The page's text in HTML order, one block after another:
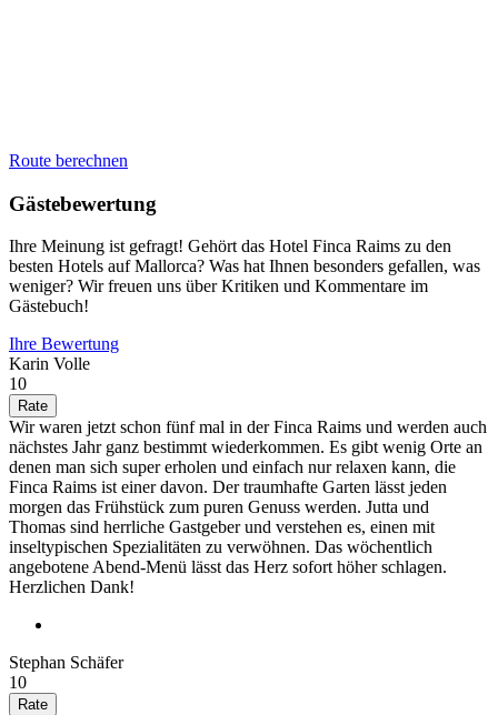
Route berechnen
Gästebewertung
Ihre Meinung ist gefragt! Gehört das Hotel Finca Raims zu den
besten Hotels auf Mallorca? Was hat Ihnen besonders gefallen, was
weniger? Wir freuen uns über Kritiken und Kommentare im
Gästebuch!
Ihre Bewertung
Karin Volle
10
Wir waren jetzt schon fünf mal in der Finca Raims und werden auch
nächstes Jahr ganz bestimmt wiederkommen. Es gibt wenig Orte an
denen man sich super erholen und einfach nur relaxen kann, die
Finca Raims ist einer davon. Der traumhafte Garten lässt jeden
morgen das Frühstück zum puren Genuss werden. Jutta und
Thomas sind herrliche Gastgeber und verstehen es, einen mit
inseltypischen Spezialitäten zu verwöhnen. Das wöchentlich
angebotene Abend-Menü lässt das Herz sofort höher schlagen.
Herzlichen Dank!
Stephan Schäfer
10